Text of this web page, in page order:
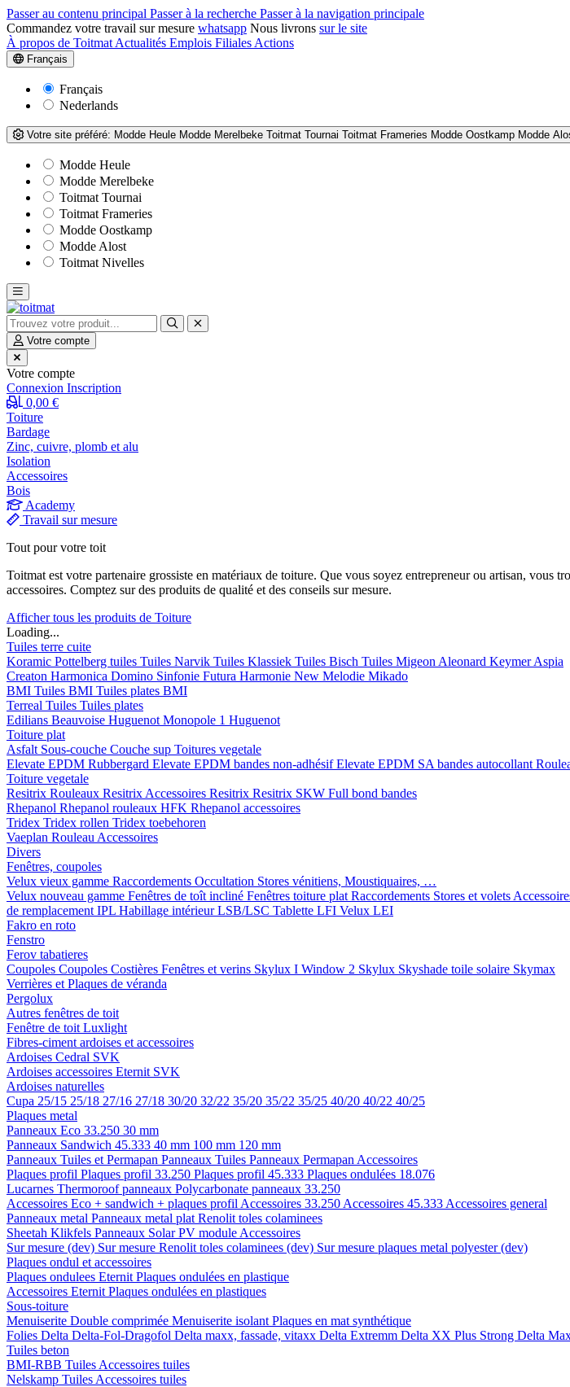
Passer au contenu principal Passer à la recherche Passer à la navigation principale
Commandez votre travail sur mesure whatsapp Nous livrons sur le site
À propos de Toitmat Actualités Emplois Filiales Actions
Français
Français
Nederlands
Votre site préféré: Modde Heule Modde Merelbeke Toitmat Tournai Toitmat Frameries Modde Oostkamp Modde
Modde Heule
Modde Merelbeke
Toitmat Tournai
Toitmat Frameries
Modde Oostkamp
Modde Alost
Toitmat Nivelles
Votre compte
Votre compte
Connexion Inscription
0,00 €
Toiture
Bardage
Zinc, cuivre, plomb et alu
Isolation
Accessoires
Bois
Academy
Travail sur mesure
Tout pour votre toit
Toitmat est votre partenaire grossiste en matériaux de toiture. Que vous soyez entrepreneur ou artisan, vous
accessoires. Comptez sur des produits de qualité et des conseils sur mesure.
Afficher tous les produits de Toiture
Loading...
Tuiles terre cuite
Koramic Pottelberg tuiles Tuiles Narvik Tuiles Klassiek Tuiles Bisch Tuiles Migeon Aleonard KeymerAspia
Creaton Harmonica Domino Sinfonie Futura Harmonie New Melodie Mikado
BMI Tuiles BMI Tuiles plates BMI
Terreal Tuiles Tuiles plates
Edilians Beauvoise Huguenot Monopole 1 Huguenot
Toiture plat
Asfalt Sous-couche Couche sup Toitures vegetale
Elevate EPDM Rubbergard Elevate EPDM bandes non-adhésifElevate EPDM SA bandes autocollant
Toiture vegetale
Resitrix Rouleaux Resitrix Accessoires Resitrix Resitrix SKW Full bond bandes
Rhepanol Rhepanol rouleaux HFK Rhepanol accessoires
Tridex Tridex rollen Tridex toebehoren
Vaeplan Rouleau Accessoires
Divers
Fenêtres, coupoles
Velux vieux gamme Raccordements Occultation Stores vénitiens, Moustiquaires, …
Velux nouveau gamme Fenêtres de toît incliné Fenêtres toiture plat Raccordements Stores et volets
de remplacement IPL Habillage intérieur LSB/LSC Tablette LFI Velux LEI
Fakro en roto
Fenstro
Ferov tabatieres
Coupoles Coupoles Costières Fenêtres et verins Skylux I Window 2 Skylux Skyshade toile solaire Skymax
Verrières et Plaques de véranda
Pergolux
Autres fenêtres de toit
Fenêtre de toit Luxlight
Fibres-ciment ardoises et accessoires
Ardoises Cedral SVK
Ardoises accessoires Eternit SVK
Ardoises naturelles
Cupa 25/15 25/18 27/16 27/18 30/20 32/22 35/20 35/22 35/25 40/20 40/22 40/25
Plaques metal
Panneaux Eco 33.250 30 mm
Panneaux Sandwich 45.333 40 mm 100 mm 120 mm
Panneaux Tuiles et Permapan Panneaux Tuiles Panneaux Permapan Accessoires
Plaques profil Plaques profil 33.250 Plaques profil 45.333 Plaques ondulées 18.076
Lucarnes Thermoroof panneaux Polycarbonate panneaux 33.250
Accessoires Eco + sandwich + plaques profil Accessoires 33.250 Accessoires 45.333 Accessoires general
Panneaux metal Panneaux metal plat Renolit toles colaminees
Sheetah Klikfels Panneaux Solar PV module Accessoires
Sur mesure (dev) Sur mesure Renolit toles colaminees (dev) Sur mesure plaques metal polyester (dev)
Plaques ondul et accessoires
Plaques ondulees Eternit Plaques ondulées en plastique
Accessoires Eternit Plaques ondulées en plastiques
Sous-toiture
Menuiserite Double comprimée Menuiserite isolant Plaques en mat synthétique
Folies Delta Delta-Fol-Dragofol Delta maxx, fassade, vitaxx Delta Extremm Delta XX Plus Strong Delta
Tuiles beton
BMI-RBB Tuiles Accessoires tuiles
Nelskamp Tuiles Accessoires tuiles